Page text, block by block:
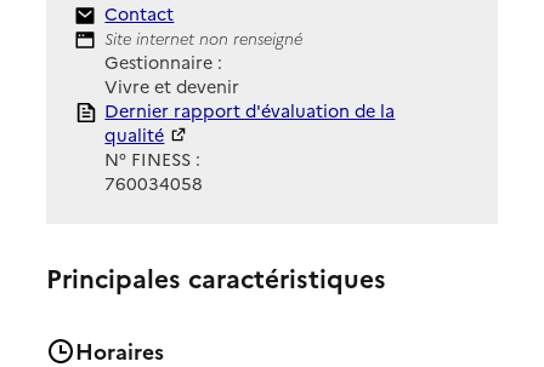
Contact
Contact
Site Internet
Site internet non renseigné
Gestionnaire :
Vivre et devenir
Rapport HAS
Dernier rapport d'évaluation de la
qualité
N° FINESS :
760034058
Principales caractéristiques
Horaires